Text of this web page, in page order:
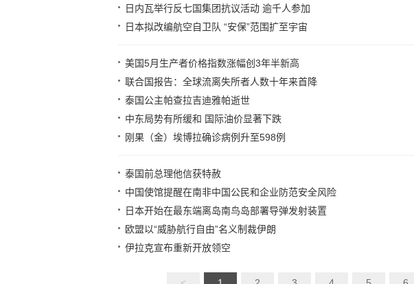
日内瓦举行反七国集团抗议活动 逾千人参加
日本拟改编航空自卫队 “安保”范围扩至宇宙
美国5月生产者价格指数涨幅创3年半新高
联合国报告：全球流离失所者人数十年来首降
泰国公主帕查拉吉迪雅帕逝世
中东局势有所缓和 国际油价显著下跌
刚果（金）埃博拉确诊病例升至598例
泰国前总理他信获特赦
中国使馆提醒在南非中国公民和企业防范安全风险
日本开始在最东端离岛南鸟岛部署导弹发射装置
欧盟以“威胁航行自由”名义制裁伊朗
伊拉克宣布重新开放领空